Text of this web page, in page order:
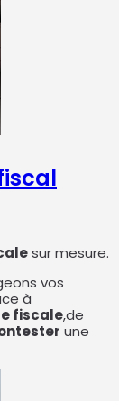
sur mesure.
vos
à
fiscale,de
une